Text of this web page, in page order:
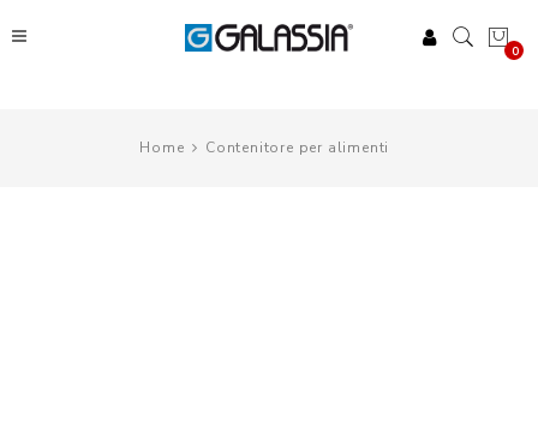
0
Home Contenitore per alimenti